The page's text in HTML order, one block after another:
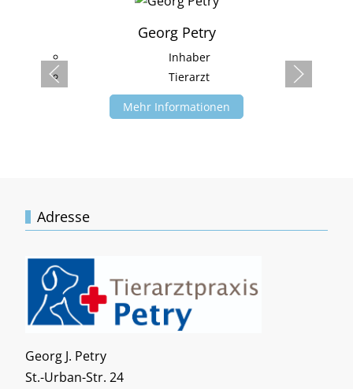
Georg Petry
Inhaber
Tierarzt
Mehr Informationen
Adresse
Georg J. Petry
St.-Urban-Str. 24